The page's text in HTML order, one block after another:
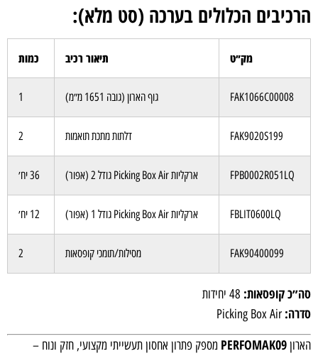
הרכיבים הכלולים בערכה (סט מלא):
מק״ט תיאור רכיב כמות
FAK1066C00008 גוף הארון (גובה 1651 מ״מ)
FAK9020S199 דלתות מתכת תואמות 2
FPB0002R051LQ ארקליות Picking Box Air גודל 2 (אפור) 36 יח׳
FBLIT0600LQ ארקליות Picking Box Air גודל 1 (אפור) 12 יח׳
FAK90400099 מסילות/תומכי קופסאות 2
סה״כ קופסאות:48 יחידות
סדרה:Picking Box Air
הארון PERFOMAK09מספק פתרון אחסון תעשייתי מקצועי, חזק ונוח –